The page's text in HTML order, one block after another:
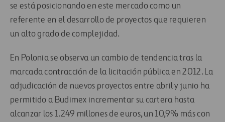
se está posicionando en este mercado como un
referente en el desarrollo de proyectos que requieren
un alto grado de complejidad.
En Polonia se observa un cambio de tendencia tras la
marcada contracción de la licitación pública en 2012. La
adjudicación de nuevos proyectos entre abril y junio ha
permitido a Budimex incrementar su cartera hasta
alcanzar los 1.249 millones de euros, un 10,9% más con